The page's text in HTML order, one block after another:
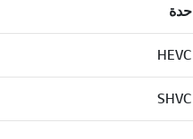
حدة
HEVC
SHVC